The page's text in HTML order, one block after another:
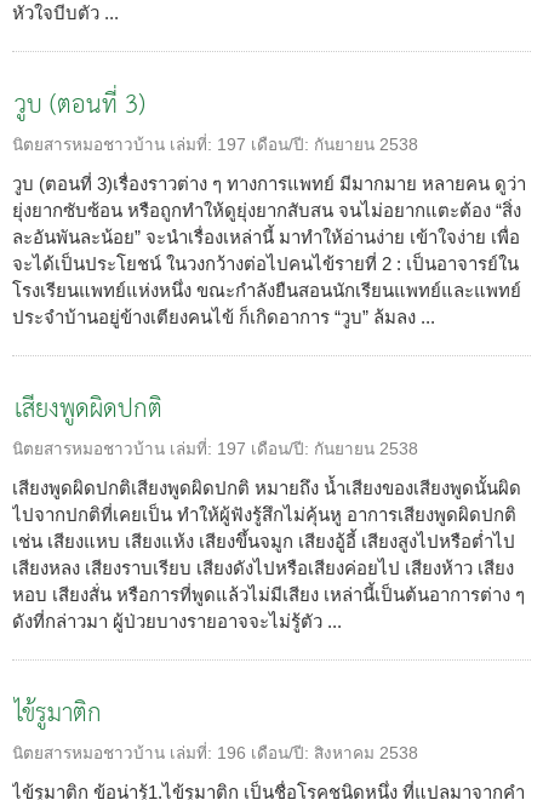
หัวใจบีบตัว ...
วูบ (ตอนที่ 3)
นิตยสารหมอชาวบ้าน เล่มที่: 197 เดือน/ปี: กันยายน 2538
วูบ (ตอนที่ 3)เรื่องราวต่าง ๆ ทางการแพทย์ มีมากมาย หลายคน ดูว่า
ยุ่งยากซับซ้อน หรือถูกทำให้ดูยุ่งยากสับสน จนไม่อยากแตะต้อง “สิ่ง
ละอันพันละน้อย” จะนำเรื่องเหล่านี้ มาทำให้อ่านง่าย เข้าใจง่าย เพื่อ
จะได้เป็นประโยชน์ ในวงกว้างต่อไปคนไข้รายที่ 2 : เป็นอาจารย์ใน
โรงเรียนแพทย์แห่งหนึ่ง ขณะกำลังยืนสอนนักเรียนแพทย์และแพทย์
ประจำบ้านอยู่ข้างเตียงคนไข้ ก็เกิดอาการ “วูบ” ล้มลง ...
เสียงพูดผิดปกติ
นิตยสารหมอชาวบ้าน เล่มที่: 197 เดือน/ปี: กันยายน 2538
เสียงพูดผิดปกติเสียงพูดผิดปกติ หมายถึง น้ำเสียงของเสียงพูดนั้นผิด
ไปจากปกติที่เคยเป็น ทำให้ผู้ฟังรู้สึกไม่คุ้นหู อาการเสียงพูดผิดปกติ
เช่น เสียงแหบ เสียงแห้ง เสียงขึ้นจมูก เสียงอู้อี้ เสียงสูงไปหรือต่ำไป
เสียงหลง เสียงราบเรียบ เสียงดังไปหรือเสียงค่อยไป เสียงห้าว เสียง
หอบ เสียงสั่น หรือการที่พูดแล้วไม่มีเสียง เหล่านี้เป็นต้นอาการต่าง ๆ
ดังที่กล่าวมา ผู้ป่วยบางรายอาจจะไม่รู้ตัว ...
ไข้รูมาติก
นิตยสารหมอชาวบ้าน เล่มที่: 196 เดือน/ปี: สิงหาคม 2538
ไข้รูมาติก ข้อน่ารู้1.ไข้รูมาติก เป็นชื่อโรคชนิดหนึ่ง ที่แปลมาจากคำ